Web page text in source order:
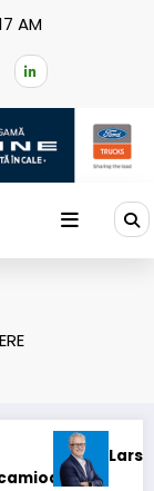
AM
Lars